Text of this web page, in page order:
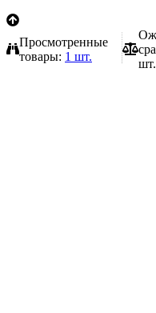
Просмотренные
товары: 1 шт.
шт.